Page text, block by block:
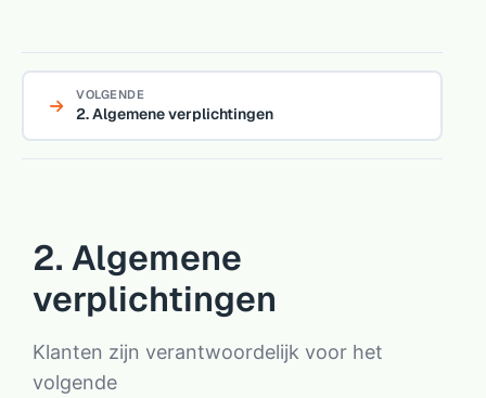
VOLGENDE
2. Algemene verplichtingen
2. Algemene
verplichtingen
Klanten zijn verantwoordelijk voor het
volgende